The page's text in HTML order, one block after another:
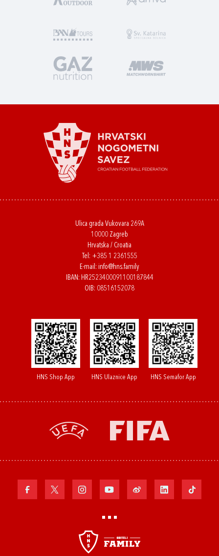
Ulica grada Vukovara 269A
10000 Zagreb
Hrvatska / Croatia
Tel: +385 1 2361555
E-mail: info@hns.family
IBAN: HR2523400091100187844
OIB: 08516152078
HNS Shop App HNS Ulaznice App HNS Semafor App